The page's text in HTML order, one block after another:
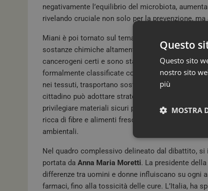
negativamente l’equilibrio del microbiota,
rivelando cruciale non solo per la prevenzione,
Miani è poi tornato sul tema ambientale per
sostanze chimiche altamente persistenti – e le
cancerogeni certi e sono stati associati a tumori
formalmente classificate come cancerogene,
nei tessuti, trasportano sostanze tossiche e
cittadino può adottare strategie di difesa:
privilegiare materiali sicuri per la cottura dei cibi,
ricca di fibre e alimenti freschi. Ma è altrettanto
ambientali.
Nel quadro complessivo delineato dal dibattito,
portata da Anna Maria Moretti. La presidente
differenze tra uomini e donne influiscano su
farmaci, fino alla tossicità delle cure. L’Italia, ha
Questo
Questo sito
nostro sito
più
MOSTRA